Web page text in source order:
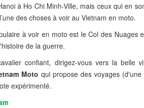
à Ho Chi Minh-Ville, mais ceux qui en
des choses à voir au Vietnam en moto.
à voir en moto est le Col des
de la guerre.
confiant, dirigez-vous vers la belle
Moto qui propose des voyages
expérimenté.